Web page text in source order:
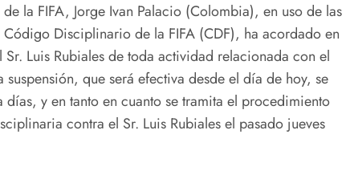
la FIFA, Jorge Ivan Palacio (Colombia), en uso de las
Disciplinario de la FIFA (CDF), ha acordado en
Luis Rubiales de toda actividad relacionada con el
que será efectiva desde el día de hoy, se
y en tanto en cuanto se tramita el procedimiento
contra el Sr. Luis Rubiales el pasado jueves